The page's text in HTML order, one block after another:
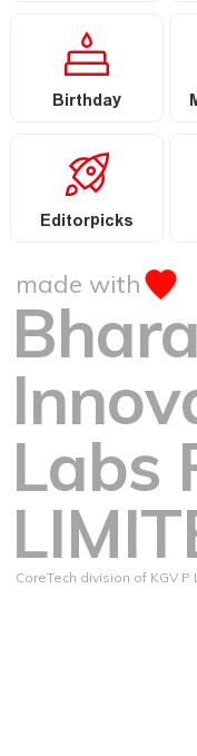
Birthday
Editorpicks
made with
Labs
CoreTech division of KGV P